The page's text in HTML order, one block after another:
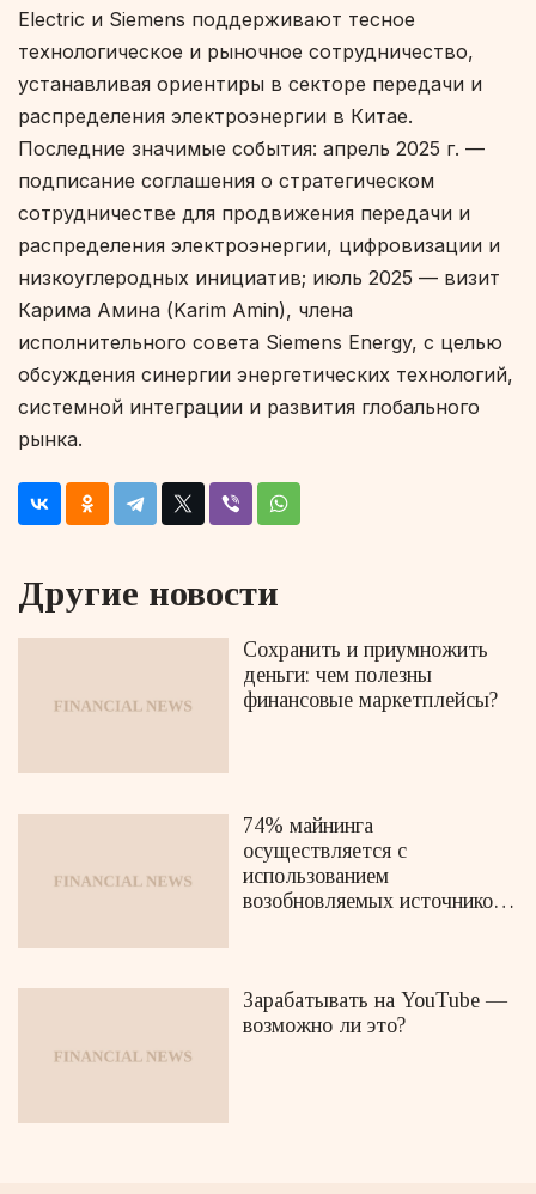
Electric и Siemens поддерживают тесное
технологическое и рыночное сотрудничество,
устанавливая ориентиры в секторе передачи и
распределения электроэнергии в Китае.
Последние значимые события: апрель 2025 г. —
подписание соглашения о стратегическом
сотрудничестве для продвижения передачи и
распределения электроэнергии, цифровизации и
низкоуглеродных инициатив; июль 2025 — визит
Карима Амина (Karim Amin), члена
исполнительного совета Siemens Energy, с целью
обсуждения синергии энергетических технологий,
системной интеграции и развития глобального
рынка.
Другие новости
Сохранить и приумножить
деньги: чем полезны
финансовые маркетплейсы?
74% майнинга
осуществляется с
использованием
возобновляемых источников
Зарабатывать на YouTube —
возможно ли это?